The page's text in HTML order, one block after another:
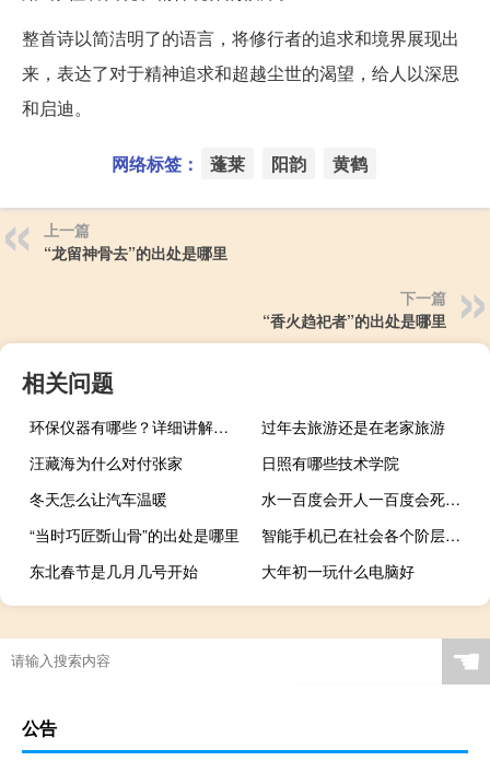
整首诗以简洁明了的语言，将修行者的追求和境界展现出
来，表达了对于精神追求和超越尘世的渴望，给人以深思
和启迪。
网络标签： 蓬莱 阳韵 黄鹤
上一篇
“龙留神骨去”的出处是哪里
下一篇
“香火趋祀者”的出处是哪里
相关问题
环保仪器有哪些？详细讲解各类环保仪器的使用方法
过年去旅游还是在老家旅游
汪藏海为什么对付张家
日照有哪些技术学院
冬天怎么让汽车温暖
水一百度会开人一百度会死是什么梗什么梗
“当时巧匠斲山骨”的出处是哪里
智能手机已在社会各个阶层中无处不在
东北春节是几月几号开始
大年初一玩什么电脑好
2024怎么去外国留学
☚
公告